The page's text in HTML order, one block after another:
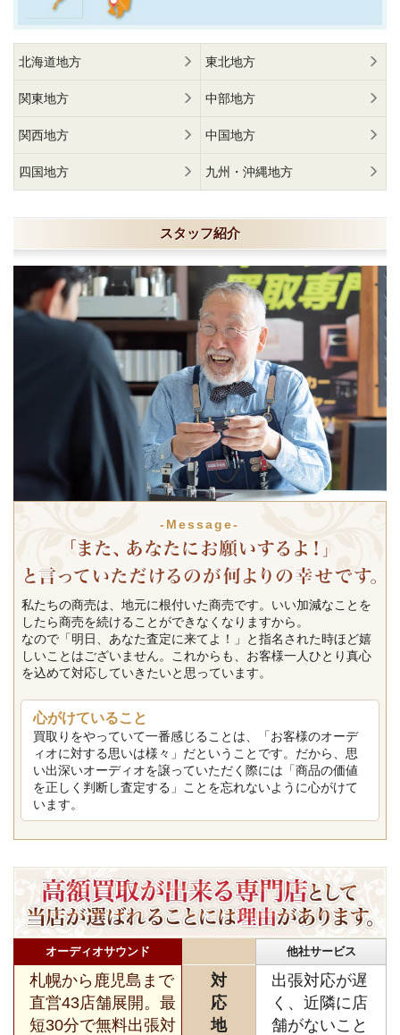
北海道地方 東北地方
関東地方 中部地方
関西地方 中国地方
四国地方 九州・沖縄地方
スタッフ紹介
-Message-
私たちの商売は、地元に根付いた商売です。いい加減なことを
したら商売を続けることができなくなりますから。
なので「明日、あなた査定に来てよ！」と指名された時ほど嬉
しいことはございません。これからも、お客様一人ひとり真心
を込めて対応していきたいと思っています。
心がけていること
買取りをやっていて一番感じることは、「お客様のオーデ
ィオに対する思いは様々」だということです。だから、思
い出深いオーディオを譲っていただく際には「商品の価値
を正しく判断し査定する」ことを忘れないように心がけて
います。
オーディオサウンド 他社サービス
札幌から鹿児島まで
直営43店舗展開。最
短30分で無料出張対
対
応
地
出張対応が遅
く、近隣に店
舗がないこと